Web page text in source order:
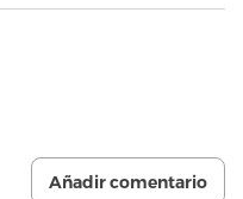
Añadir comentario